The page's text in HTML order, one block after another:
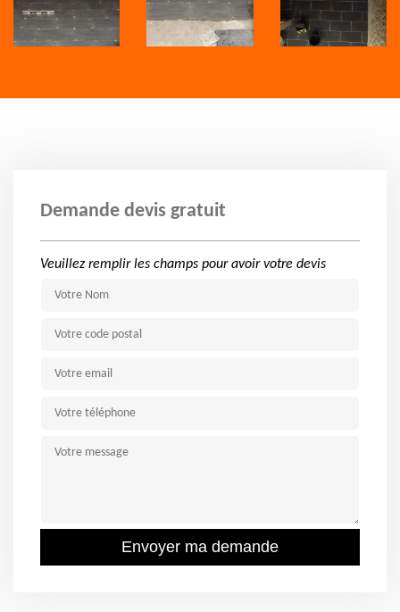
Demande devis gratuit
Veuillez remplir les champs pour avoir votre devis